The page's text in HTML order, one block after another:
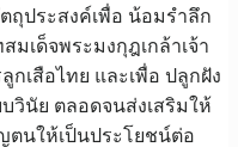
ประสงค์เพื่อ น้อมรำลึก
เด็จพระมงกุฎเกล้าเจ้า
กเสือไทย และเพื่อ ปลูกฝัง
วินัย ตลอดจนส่งเสริมให้
ตนให้เป็นประโยชน์ต่อ